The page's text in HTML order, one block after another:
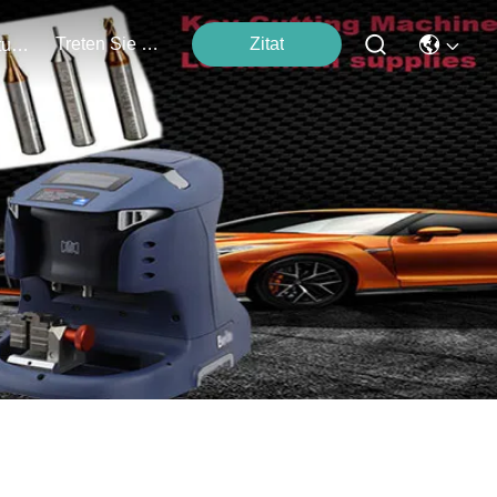
Veranstaltungen Treten Sie Mit Uns In Verbindung Zitat